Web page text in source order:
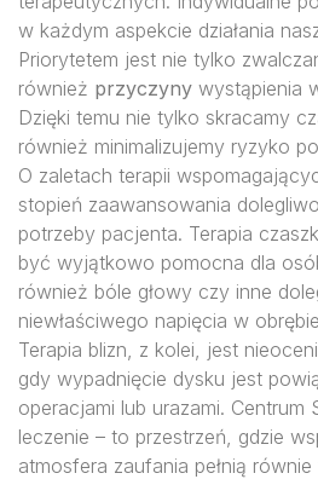
w każdym aspekcie działania
Priorytetem jest nie tylko
również przyczyny wystąpienia
Dzięki temu nie tylko skracamy
również minimalizujemy ryzyko
O zaletach terapii
stopień zaawansowania
potrzeby pacjenta. Terapia
być wyjątkowo pomocna dla
również bóle głowy czy inne
niewłaściwego napięcia w
Terapia blizn, z kolei, jest
gdy wypadnięcie dysku jest
operacjami lub urazami. Centrum
leczenie – to przestrzeń, gdzie
atmosfera zaufania pełnią